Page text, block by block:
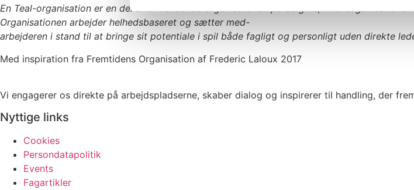
En Teal-organisation er en del af et voksende organisatorisk paradigme, hvor
Organisationen arbejder helhedsbaseret og sætter med-
arbejderen i stand til at bringe sit potentiale i spil både fagligt og personligt uden direkte
Med inspiration fra Fremtidens Organisation af Frederic Laloux 2017
Vi engagerer os direkte på arbejdspladserne, skaber dialog og inspirerer til handling, der
Nyttige links
Cookies
Persondatapolitik
Events
Fagartikler